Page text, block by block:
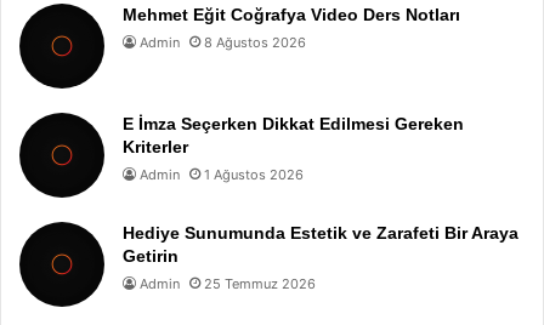
Mehmet Eğit Coğrafya Video Ders Notları
Admin 8 Ağustos 2026
E İmza Seçerken Dikkat Edilmesi Gereken
Kriterler
Admin 1 Ağustos 2026
Hediye Sunumunda Estetik ve Zarafeti Bir Araya
Getirin
Admin 25 Temmuz 2026